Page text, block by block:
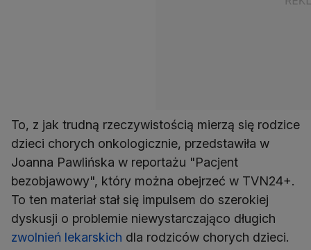
To, z jak trudną rzeczywistością mierzą się rodzice
dzieci chorych onkologicznie, przedstawiła w
Joanna Pawlińska w reportażu "Pacjent
bezobjawowy", który można obejrzeć w TVN24+.
To ten materiał stał się impulsem do szerokiej
dyskusji o problemie niewystarczająco długich
zwolnień lekarskich dla rodziców chorych dzieci.